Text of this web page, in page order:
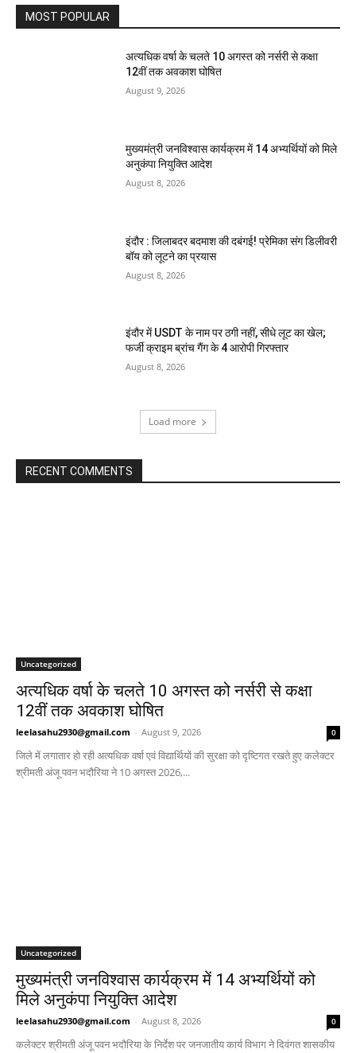
MOST POPULAR
अत्यधिक वर्षा के चलते 10 अगस्त को नर्सरी से कक्षा
12वीं तक अवकाश घोषित
August 9, 2026
मुख्यमंत्री जनविश्वास कार्यक्रम में 14 अभ्यर्थियों को मिले
अनुकंपा नियुक्ति आदेश
August 8, 2026
इंदौर : जिलाबदर बदमाश की दबंगई! प्रेमिका संग डिलीवरी
बॉय को लूटने का प्रयास
August 8, 2026
इंदौर में USDT के नाम पर ठगी नहीं, सीधे लूट का खेल;
फर्जी क्राइम ब्रांच गैंग के 4 आरोपी गिरफ्तार
August 8, 2026
Load more
RECENT COMMENTS
Uncategorized
अत्यधिक वर्षा के चलते 10 अगस्त को नर्सरी से कक्षा
12वीं तक अवकाश घोषित
leelasahu2930@gmail.com - August 9, 2026 0
जिले में लगातार हो रही अत्यधिक वर्षा एवं विद्यार्थियों की सुरक्षा को दृष्टिगत रखते हुए कलेक्टर
श्रीमती अंजू पवन भदौरिया ने 10 अगस्त 2026,...
Uncategorized
मुख्यमंत्री जनविश्वास कार्यक्रम में 14 अभ्यर्थियों को
मिले अनुकंपा नियुक्ति आदेश
leelasahu2930@gmail.com - August 8, 2026 0
कलेक्टर श्रीमती अंजू पवन भदौरिया के निर्देश पर जनजातीय कार्य विभाग ने दिवंगत शासकीय